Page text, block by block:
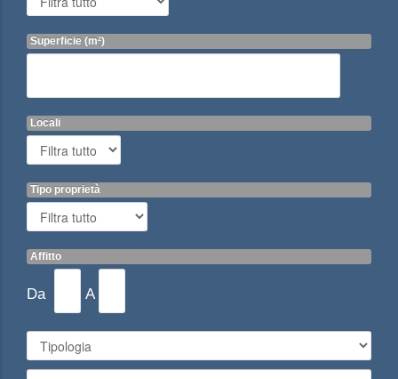
Superficie (m²)
Locali
Tipo proprietà
Affitto
Da A